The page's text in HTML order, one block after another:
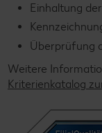
Einhaltung
Überprüfung
Weitere
Kriterienkatalog